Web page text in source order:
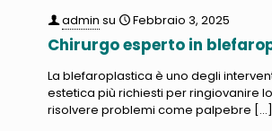
admin su Febbraio 3, 2025
Chirurgo esperto in
La blefaroplastica è uno degli
estetica più richiesti per ringiovanire
risolvere problemi come palpebre […]